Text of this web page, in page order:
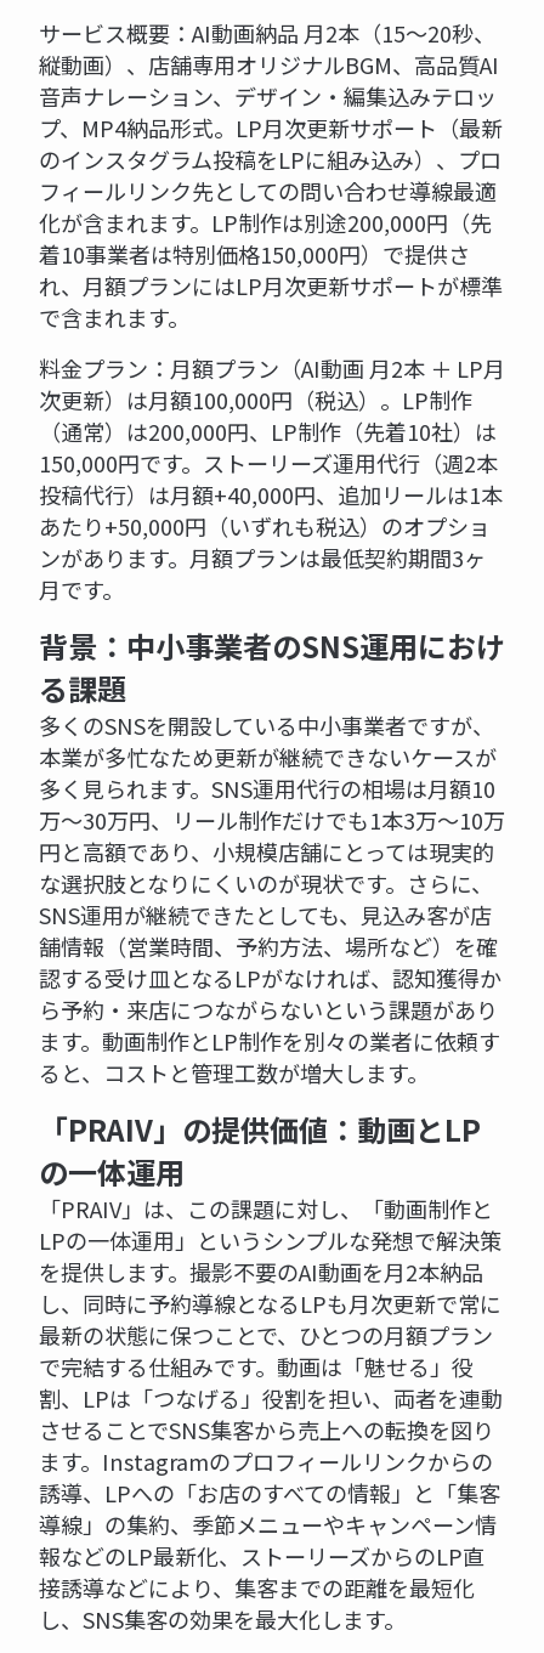
サービス概要：AI動画納品 月2本（15〜20秒、
縦動画）、店舗専用オリジナルBGM、高品質AI
音声ナレーション、デザイン・編集込みテロッ
プ、MP4納品形式。LP月次更新サポート（最新
のインスタグラム投稿をLPに組み込み）、プロ
フィールリンク先としての問い合わせ導線最適
化が含まれます。LP制作は別途200,000円（先
着10事業者は特別価格150,000円）で提供さ
れ、月額プランにはLP月次更新サポートが標準
で含まれます。
料金プラン：月額プラン（AI動画 月2本 ＋ LP月
次更新）は月額100,000円（税込）。LP制作
（通常）は200,000円、LP制作（先着10社）は
150,000円です。ストーリーズ運用代行（週2本
投稿代行）は月額+40,000円、追加リールは1本
あたり+50,000円（いずれも税込）のオプショ
ンがあります。月額プランは最低契約期間3ヶ
月です。
背景：中小事業者のSNS運用におけ
る課題
多くのSNSを開設している中小事業者ですが、
本業が多忙なため更新が継続できないケースが
多く見られます。SNS運用代行の相場は月額10
万〜30万円、リール制作だけでも1本3万〜10万
円と高額であり、小規模店舗にとっては現実的
な選択肢となりにくいのが現状です。さらに、
SNS運用が継続できたとしても、見込み客が店
舗情報（営業時間、予約方法、場所など）を確
認する受け皿となるLPがなければ、認知獲得か
ら予約・来店につながらないという課題があり
ます。動画制作とLP制作を別々の業者に依頼す
ると、コストと管理工数が増大します。
「PRAIV」の提供価値：動画とLP
の一体運用
「PRAIV」は、この課題に対し、「動画制作と
LPの一体運用」というシンプルな発想で解決策
を提供します。撮影不要のAI動画を月2本納品
し、同時に予約導線となるLPも月次更新で常に
最新の状態に保つことで、ひとつの月額プラン
で完結する仕組みです。動画は「魅せる」役
割、LPは「つなげる」役割を担い、両者を連動
させることでSNS集客から売上への転換を図り
ます。Instagramのプロフィールリンクからの
誘導、LPへの「お店のすべての情報」と「集客
導線」の集約、季節メニューやキャンペーン情
報などのLP最新化、ストーリーズからのLP直
接誘導などにより、集客までの距離を最短化
し、SNS集客の効果を最大化します。